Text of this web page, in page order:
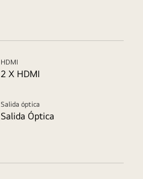
HDMI
2 X HDMI
Salida óptica
Salida Óptica